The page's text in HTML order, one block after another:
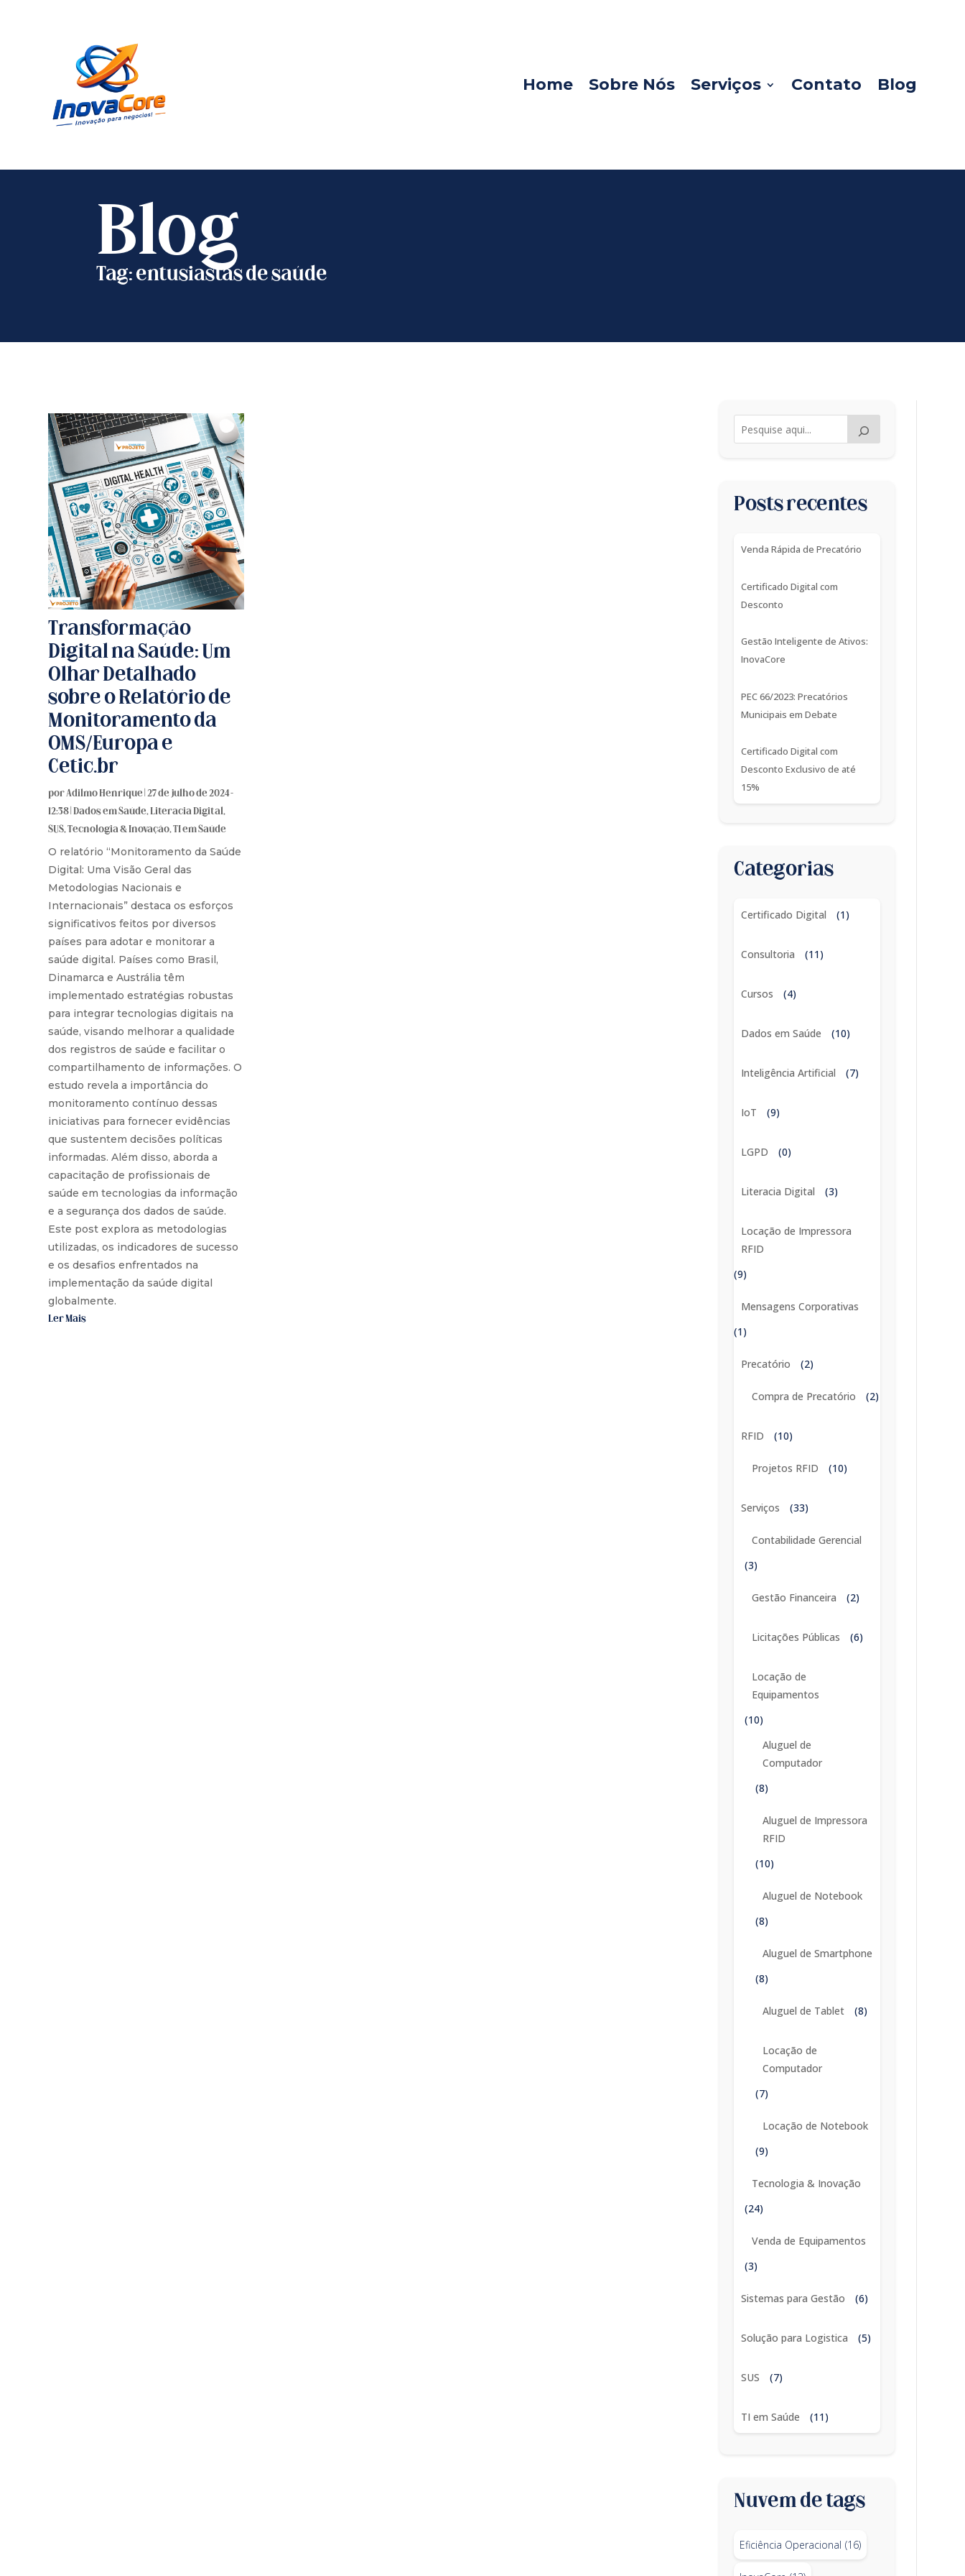
Home Sobre Nós Serviços Contato Blog
Blog
Tag: entusiastas de saúde
Transformação
Digital na Saúde: Um
Olhar Detalhado
sobre o Relatório de
Monitoramento da
OMS/Europa e
Cetic.br
porAdilmo Henrique |27 de julho de 2024 -
12:38 |Dados em Saúde,Literacia Digital,
SUS,Tecnologia & Inovação,TI em Saúde
O relatório “Monitoramento da Saúde
Digital: Uma Visão Geral das
Metodologias Nacionais e
Internacionais” destaca os esforços
significativos feitos por diversos
países para adotar e monitorar a
saúde digital. Países como Brasil,
Dinamarca e Austrália têm
implementado estratégias robustas
para integrar tecnologias digitais na
saúde, visando melhorar a qualidade
dos registros de saúde e facilitar o
compartilhamento de informações. O
estudo revela a importância do
monitoramento contínuo dessas
iniciativas para fornecer evidências
que sustentem decisões políticas
informadas. Além disso, aborda a
capacitação de profissionais de
saúde em tecnologias da informação
e a segurança dos dados de saúde.
Este post explora as metodologias
utilizadas, os indicadores de sucesso
e os desafios enfrentados na
implementação da saúde digital
globalmente.
Ler Mais
Posts recentes
Venda Rápida de Precatório
Certificado Digital com
Desconto
Gestão Inteligente de Ativos:
InovaCore
PEC 66/2023: Precatórios
Municipais em Debate
Certificado Digital com
Desconto Exclusivo de até
15%
Categorias
Certificado Digital (1)
Consultoria (11)
Cursos (4)
Dados em Saúde (10)
Inteligência Artificial (7)
IoT (9)
LGPD (0)
Literacia Digital (3)
Locação de Impressora
RFID
(9)
Mensagens Corporativas
(1)
Precatório (2)
Compra de Precatório (2)
RFID (10)
Projetos RFID (10)
Serviços (33)
Contabilidade Gerencial
(3)
Gestão Financeira (2)
Licitações Públicas (6)
Locação de
Equipamentos
(10)
Aluguel de
Computador
(8)
Aluguel de Impressora
RFID
(10)
Aluguel de Notebook
(8)
Aluguel de Smartphone
(8)
Aluguel de Tablet (8)
Locação de
Computador
(7)
Locação de Notebook
(9)
Tecnologia & Inovação
(24)
Venda de Equipamentos
(3)
Sistemas para Gestão (6)
Solução para Logistica (5)
SUS (7)
TI em Saúde (11)
Nuvem de tags
Eficiência Operacional (16)